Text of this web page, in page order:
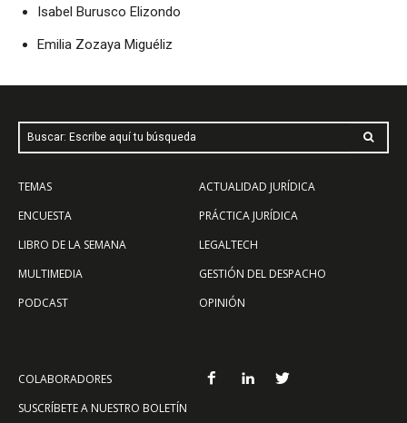
Isabel Burusco Elizondo
Emilia Zozaya Miguéliz
Buscar: Escribe aquí tu búsqueda
TEMAS
ENCUESTA
LIBRO DE LA SEMANA
MULTIMEDIA
PODCAST
ACTUALIDAD JURÍDICA
PRÁCTICA JURÍDICA
LEGALTECH
GESTIÓN DEL DESPACHO
OPINIÓN
COLABORADORES
SUSCRÍBETE A NUESTRO BOLETÍN